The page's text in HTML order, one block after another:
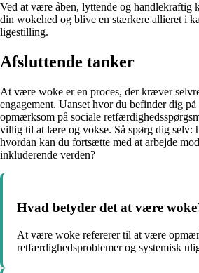
Ved at være åben, lyttende og handlekraftig
din wokehed og blive en stærkere allieret i
ligestilling.
Afsluttende tanker
At være woke er en proces, der kræver
engagement. Uanset hvor du befinder dig
opmærksom på sociale
villig til at lære og vokse. Så spørg dig selv:
hvordan kan du fortsætte med at arbejde
inkluderende verden?
Hvad betyder det at være
At være woke refererer til at være
retfærdighedsproblemer og systemisk